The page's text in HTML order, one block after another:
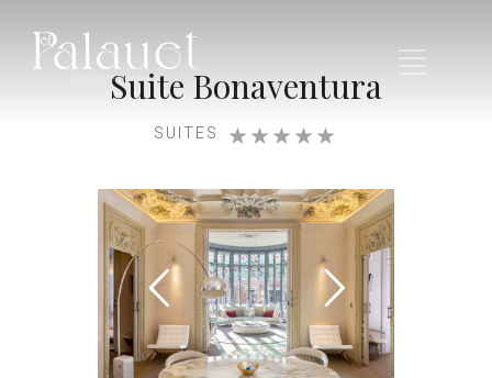
Suite Bonaventura
SUITES